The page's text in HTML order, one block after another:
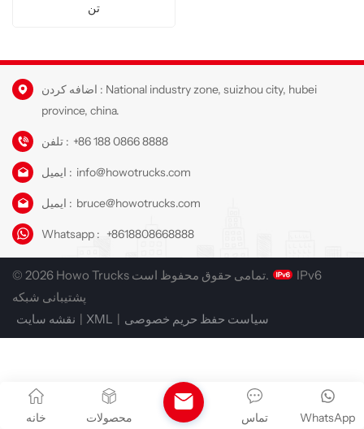
تن
اضافه کردن : National industry zone, suizhou city, hubei
province, china.
تلفن : +86 188 0866 8888
ایمیل : info@howotrucks.com
ایمیل : bruce@howotrucks.com
Whatsapp : +8618808668888
© 2026 Howo Trucks تمامی حقوق محفوظ است.
IPv6
پشتیبانی شبکه
نقشه سایت | XML | سیاست حفظ حریم خصوصی
خانه محصولات WhatsApp تماس